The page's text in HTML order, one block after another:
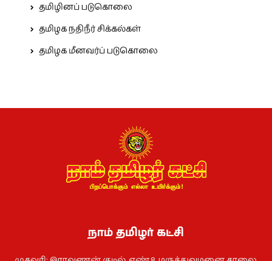
தமிழினப் படுகொலை
தமிழக நதிநீர் சிக்கல்கள்
தமிழக மீனவர்ப் படுகொலை
நாம் தமிழர் கட்சி